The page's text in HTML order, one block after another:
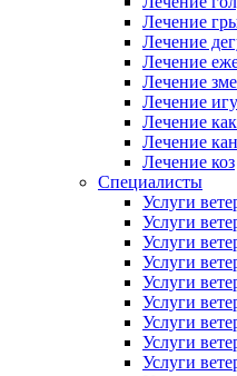
Лечение
Лечение
Лечение
Лечение
Лечение
Лечение
Лечение
Лечение коз
Специалисты
Услуги
Услуги
Услуги
Услуги
Услуги
Услуги
Услуги
Услуги
Услуги